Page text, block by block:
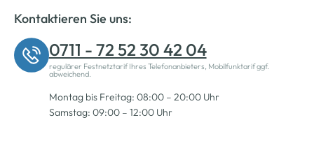
Kontaktieren Sie uns:
0711 - 72 52 30 42 04
regulärer Festnetztarif Ihres Telefonanbieters, Mobilfunktarif ggf.
abweichend.
Montag bis Freitag: 08:00 – 20:00 Uhr
Samstag: 09:00 – 12:00 Uhr